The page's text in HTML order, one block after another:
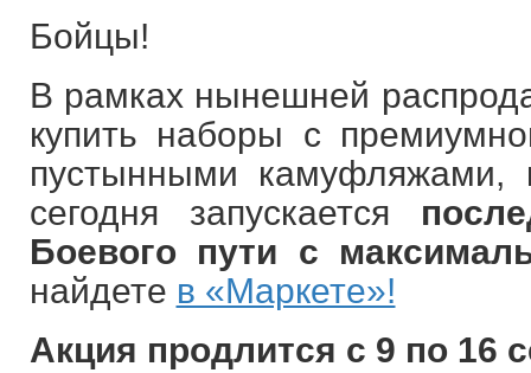
Бойцы!
В рамках нынешней
купить наборы с
пустынными камуфляжами,
сегодня запускается
Боевого пути с
найдете в «Маркете»!
Акция продлится с 9 по 16